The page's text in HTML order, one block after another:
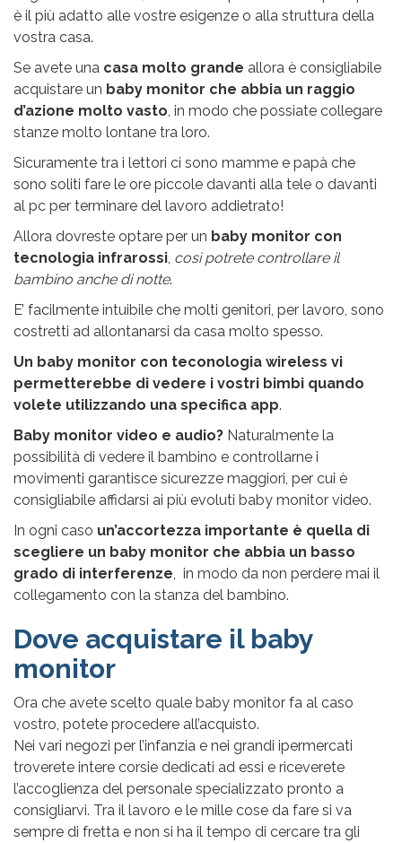
è il più adatto alle vostre esigenze o alla struttura della
vostra casa.
Se avete una casa molto grande allora è consigliabile
acquistare un baby monitor che abbia un raggio
d’azione molto vasto , in modo che possiate collegare
stanze molto lontane tra loro.
Sicuramente tra i lettori ci sono mamme e papà che
sono soliti fare le ore piccole davanti alla tele o davanti
al pc per terminare del lavoro addietrato!
Allora dovreste optare per un baby monitor con
tecnologia infrarossi così potrete controllare il
bambino anche di notte.
E’ facilmente intuibile che molti genitori, per lavoro, sono
costretti ad allontanarsi da casa molto spesso.
Un baby monitor con teconologia wireless vi
permetterebbe di vedere i vostri bimbi quando
volete utilizzando una specifica app.
Baby monitor video e audio? Naturalmente la
possibilità di vedere il bambino e controllarne i
movimenti garantisce sicurezze maggiori, per cui è
consigliabile affidarsi ai più evoluti baby monitor video.
In ogni caso un’accortezza importante è quella di
scegliere un baby monitor che abbia un basso
grado di interferenze , in modo da non perdere mai il
collegamento con la stanza del bambino.
Dove acquistare il baby
monitor
Ora che avete scelto quale baby monitor fa al caso
vostro, potete procedere all’acquisto.
Nei vari negozi per l’infanzia e nei grandi ipermercati
troverete intere corsie dedicati ad essi e riceverete
l’accoglienza del personale specializzato pronto a
consigliarvi. Tra il lavoro e le mille cose da fare si va
sempre di fretta e non si ha il tempo di cercare tra gli